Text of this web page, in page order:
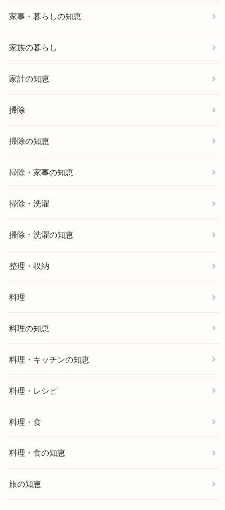
家事・暮らしの知恵
家族の暮らし
家計の知恵
掃除
掃除の知恵
掃除・家事の知恵
掃除・洗濯
掃除・洗濯の知恵
整理・収納
料理
料理の知恵
料理・キッチンの知恵
料理・レシピ
料理・食
料理・食の知恵
旅の知恵